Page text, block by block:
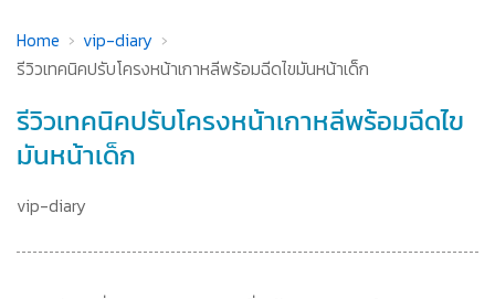
Home
vip-diary
รีวิวเทคนิคปรับโครงหน้าเกาหลีพร้อมฉีดไขมันหน้าเด็ก
รีวิวเทคนิคปรับโครงหน้าเกาหลีพร้อมฉีดไข
มันหน้าเด็ก
vip-diary